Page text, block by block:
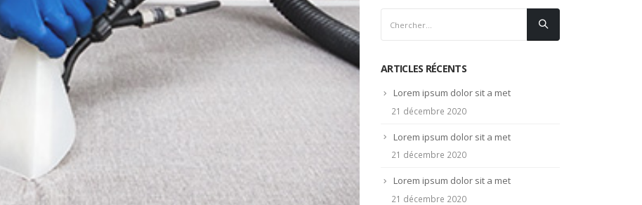
ARTICLES RÉCENTS
Lorem ipsum dolor sit a met
21 décembre 2020
Lorem ipsum dolor sit a met
21 décembre 2020
Lorem ipsum dolor sit a met
21 décembre 2020